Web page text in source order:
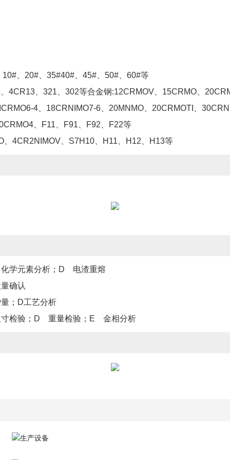
、20#、35#40#、45#、50#、60#等
4CR13、321、302等合金钢:12CRMOV、15CRMO、
4、18CRNIMO7-6、20MNMO、20CRMOTI、
、F11、F91、F92、F22等
4CR2NIMOV、S7H10、H11、H12、H13等
学元素分析；D 电渣重熔
确认
；D工艺分析
检验；D 重量检验；E 金相分析